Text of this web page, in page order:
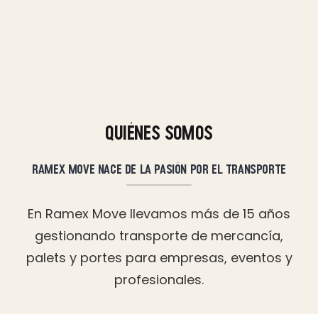
quiénes somos
ramex move nace de la pasión por el transporte
En Ramex Move llevamos más de 15 años
gestionando transporte de mercancía,
palets y portes para empresas, eventos y
profesionales.